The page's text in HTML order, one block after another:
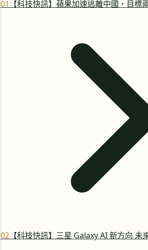
01 【科技快訊】蘋果加速逃離中國，目標
02 【科技快訊】三星 Galaxy AI 新方向 未